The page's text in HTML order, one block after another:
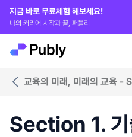
지금 바로 무료체험 해보세요!
나의 커리어 시작과 끝, 퍼블리
교육의 미래, 미래의 교육
Section 1. 기